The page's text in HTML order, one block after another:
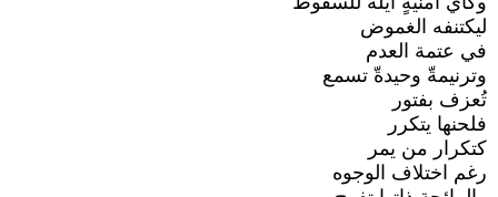
ليكتنفه الغموض
في عتمة العدم
وترنيمةّ وحيدةّ تسمع
تُعزف بفتور
فلحنها يتكرر
كتكرار من يمر
رغم اختلاف الوجوه